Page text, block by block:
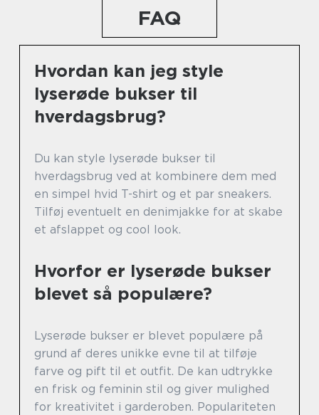
FAQ
Hvordan kan jeg style
lyserøde bukser til
hverdagsbrug?
Du kan style lyserøde bukser til
hverdagsbrug ved at kombinere dem med
en simpel hvid T-shirt og et par sneakers.
Tilføj eventuelt en denimjakke for at skabe
et afslappet og cool look.
Hvorfor er lyserøde bukser
blevet så populære?
Lyserøde bukser er blevet populære på
grund af deres unikke evne til at tilføje
farve og pift til et outfit. De kan udtrykke
en frisk og feminin stil og giver mulighed
for kreativitet i garderoben. Populariteten